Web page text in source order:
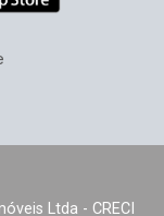
Ltda - CRECI